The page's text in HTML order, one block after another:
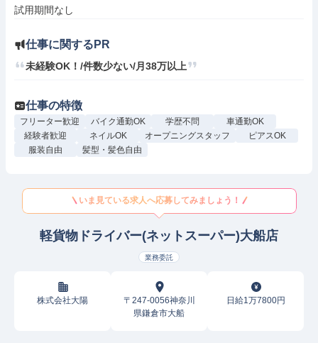
試用期間なし
仕事に関するPR
未経験OK！/件数少ない/月38万以上
仕事の特徴
フリーター歓迎 バイク通勤OK 学歴不問
車通勤OK
経験者歓迎
ネイルOK オープニングスタッフ
ピアスOK
服装自由
髪型・髪色自由
いま見ている求人へ応募してみましょう！
軽貨物ドライバー(ネットスーパー)大船店
業務委託
株式会社大陽
〒247-0056神奈川
県鎌倉市大船
日給1万7800円